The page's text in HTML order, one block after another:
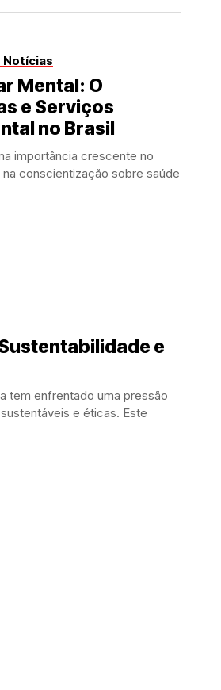
Notícias
Mental: O
e Serviços
no Brasil
importância crescente no
conscientização sobre saúde
e
tem enfrentado uma pressão
e éticas. Este